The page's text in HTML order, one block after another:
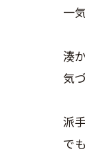
一
湊
気
派
で